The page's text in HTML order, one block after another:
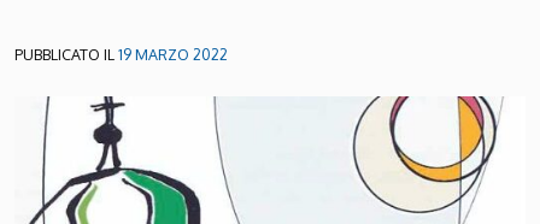
PUBBLICATO IL19 MARZO 2022